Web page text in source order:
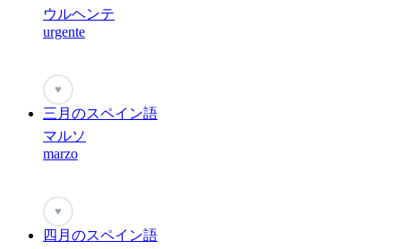
ウルヘンテ
urgente
♥
三月のスペイン語
マルソ
marzo
♥
四月のスペイン語